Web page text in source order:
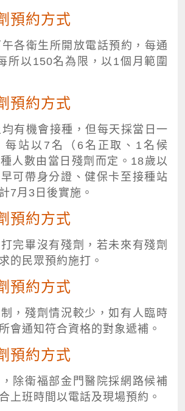
預約方式
各衛生所開放電話預約，每通
所以150名為限，以1個月範圍
預約方式
有機會接種，但每天採當日一
每站以7名（6名正取、1名候
人數由當日殘劑而定。18歲以
可帶身分證、健保卡至接種站
7月3日後實施。
預約方式
完畢沒有殘劑，若未來有殘劑
的民眾預約施打。
預約方式
，殘劑情況較少，如有人臨時
會通知符合資格的對象遞補。
預約方式
除衛福部金門醫院採網路候補
上班時間以電話及現場預約。